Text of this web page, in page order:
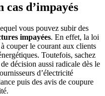
d’impayés
vous pouvez subir des
impayées. En effet, la loi
couper le courant aux clients
Toutefois, sachez
décision aussi radicale dès le
d’électricité
puis des avis de coupure